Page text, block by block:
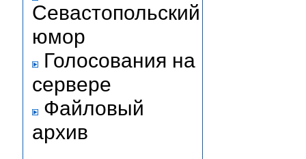
Севастопольский
юмор
Голосования на
сервере
Файловый
архив